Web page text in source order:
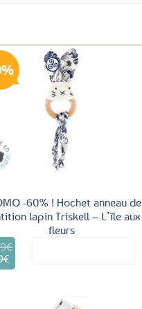
-60% ! Hochet anneau de
lapin Triskell – L’île aux
fleurs
€
€